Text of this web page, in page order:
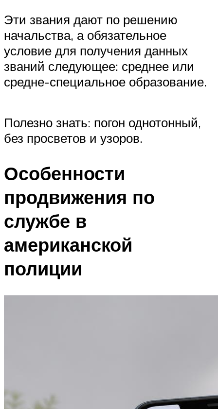
Эти звания дают по решению
начальства, а обязательное
условие для получения данных
званий следующее: среднее или
средне-специальное образование.
Полезно знать: погон однотонный,
без просветов и узоров.
Особенности
продвижения по
службе в
американской
полиции